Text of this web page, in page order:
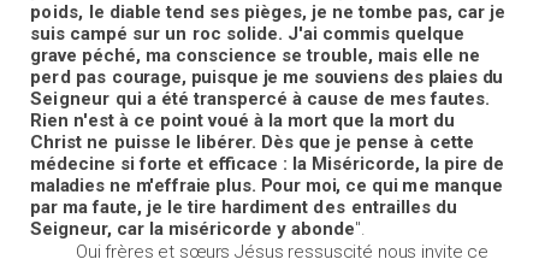
poids, le diable tend ses pièges, je ne tombe pas, car je
suis campé sur un roc solide. J'ai commis quelque
grave péché, ma conscience se trouble, mais elle ne
perd pas courage, puisque je me souviens des plaies du
Seigneur qui a été transpercé à cause de mes fautes.
Rien n'est à ce pointvoué à la mort que la mort du
Christ ne puisse le libérer. Dès que je pense à cette
médecine si forte et efficace : la Miséricorde, la pire de
maladies ne m'effraie plus. Pour moi, ce qui me manque
par mafaute, je le tire hardiment des entrailles du
Seigneur, car la miséricorde y abonde".
Oui frères et sœurs Jésus ressuscité nous invite ce